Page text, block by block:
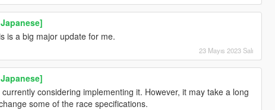
is a big major update for me.
23 Mayıs 2023 Salı
considering implementing it. However, it may take a long
some of the race specifications.